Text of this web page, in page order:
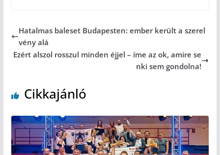
Hatalmas baleset Budapesten: ember került a szerel
vény alá
Ezért alszol rosszul minden éjjel – íme az ok, amire se
nki sem gondolna!
Cikkajánló